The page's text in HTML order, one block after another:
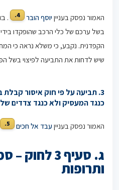
האמור נפסק בענייןיוסף הובר 4.
.
בשל ערכם של כלי הרכב שהופקדו
הקפדנית. נקבע, כי משלא נראה כי
שיש לדחות את התביעה לפיצוי בשל
3. תביעה על פי חוק איסור
כנגד המעסיק ולא כנגד צדדים
האמור נפסק בענייןעבד אל חכים 5.
ג. סעיף 3
ותרופות